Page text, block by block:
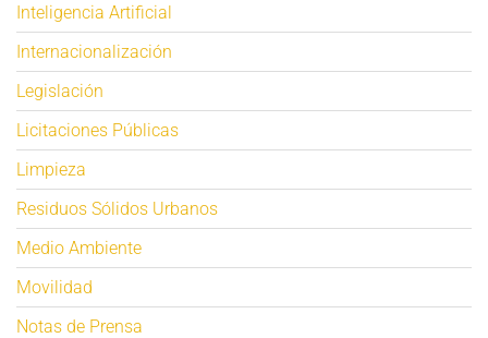
Inteligencia Artificial
Internacionalización
Legislación
Licitaciones Públicas
Limpieza
Residuos Sólidos Urbanos
Medio Ambiente
Movilidad
Notas de Prensa